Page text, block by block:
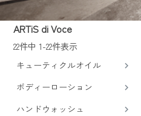
ARTiS di Voce
22件中 1-22件表示
キューティクルオイル
ボディーローション
ハンドウォッシュ